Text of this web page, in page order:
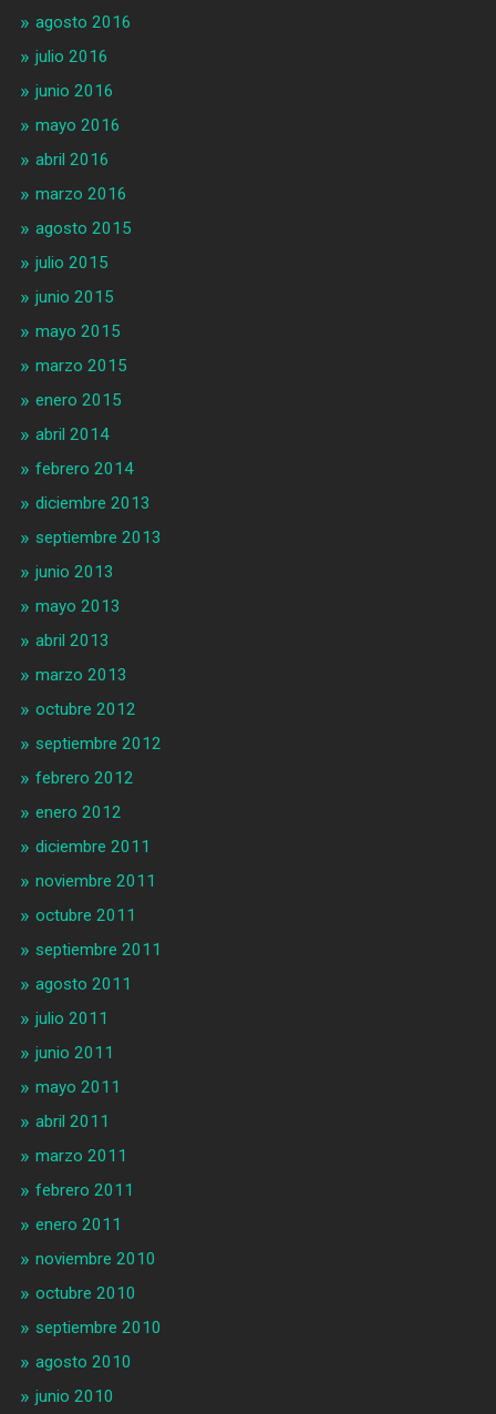
agosto 2016
julio 2016
junio 2016
mayo 2016
abril 2016
marzo 2016
agosto 2015
julio 2015
junio 2015
mayo 2015
marzo 2015
enero 2015
abril 2014
febrero 2014
diciembre 2013
septiembre 2013
junio 2013
mayo 2013
abril 2013
marzo 2013
octubre 2012
septiembre 2012
febrero 2012
enero 2012
diciembre 2011
noviembre 2011
octubre 2011
septiembre 2011
agosto 2011
julio 2011
junio 2011
mayo 2011
abril 2011
marzo 2011
febrero 2011
enero 2011
noviembre 2010
octubre 2010
septiembre 2010
agosto 2010
junio 2010